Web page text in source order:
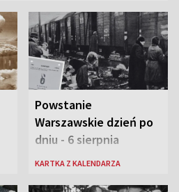
Powstanie
Warszawskie dzień po
dniu - 6 sierpnia
KARTKA Z KALENDARZA